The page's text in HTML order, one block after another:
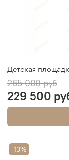
Детская
265 000 руб
229 500
-13%